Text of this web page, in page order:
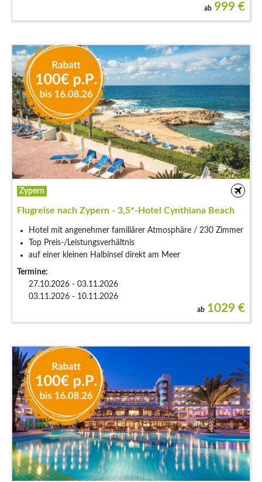
ab 999 €
Zypern
Flugreise nach Zypern - 3,5*-Hotel Cynthiana Beach
Hotel mit angenehmer familiärer Atmosphäre / 230 Zimmer
Top Preis-/Leistungsverhältnis
auf einer kleinen Halbinsel direkt am Meer
Termine:
27.10.2026 - 03.11.2026
03.11.2026 - 10.11.2026
ab 1029 €